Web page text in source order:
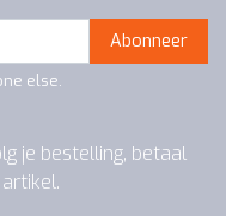
Abonneer
else.
je bestelling, betaal